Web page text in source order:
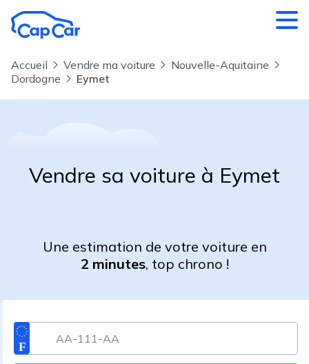
Accueil Vendre ma voiture
Nouvelle-Aquitaine
Dordogne
Eymet
Vendre sa voiture à Eymet
Une estimation de votre voiture en
2 minutes, top chrono !